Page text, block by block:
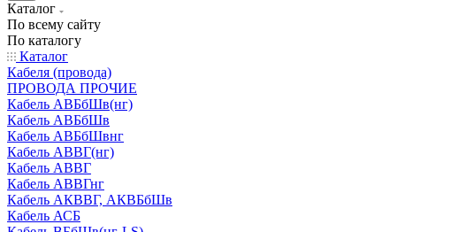
Каталог
По всему сайту
По каталогу
Каталог
Кабеля (провода)
ПРОВОДА ПРОЧИЕ
Кабель АВБбШв(нг)
Кабель АВБбШв
Кабель АВБбШвнг
Кабель АВВГ(нг)
Кабель АВВГ
Кабель АВВГнг
Кабель АКВВГ, АКВБбШв
Кабель АСБ